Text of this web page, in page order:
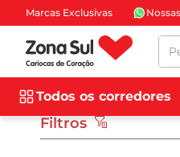
Marcas Exclusivas
Todos os corredores
Filtros